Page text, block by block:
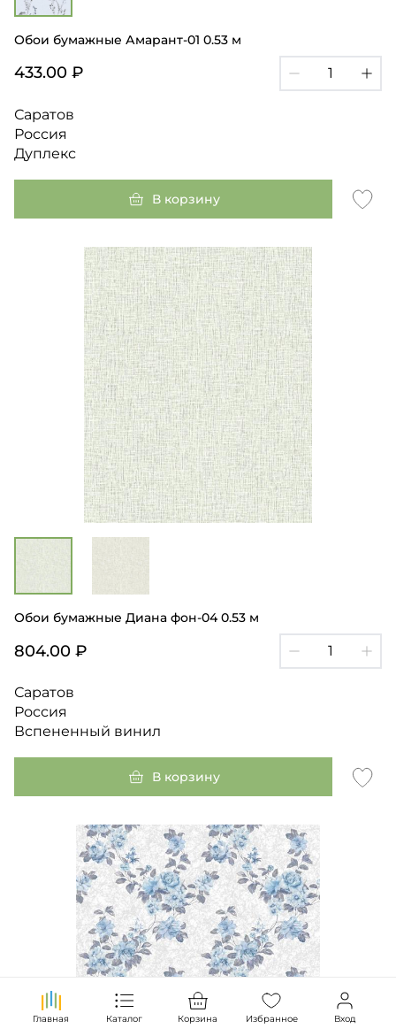
Обои бумажные Амарант-01 0.53 м
433.00 ₽
Саратов
Россия
Дуплекс
В корзину
Обои бумажные Диана фон-04 0.53 м
804.00 ₽
Саратов
Россия
Вспененный винил
В корзину
Главная Каталог Корзина Избранное Вход